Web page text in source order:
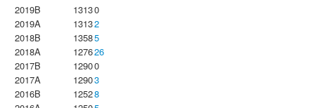
2019B
13130
2019A
13132
2018B
13585
2018A
127626
2017B
12900
2017A
12903
2016B
12528